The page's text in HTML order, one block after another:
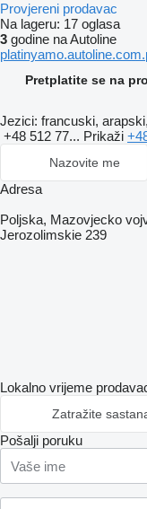
Provjereni prodavac
Na lageru: 17 oglasa
3 godine na Autoline
Pretplatite se na
Jezici: francuski,
+48 512 77... Prikaži
Nazovite me
Adresa
Poljska, Mazovjecko
Jerozolimskie 239
Lokalno vrijeme
Zatražite
Pošalji poruku